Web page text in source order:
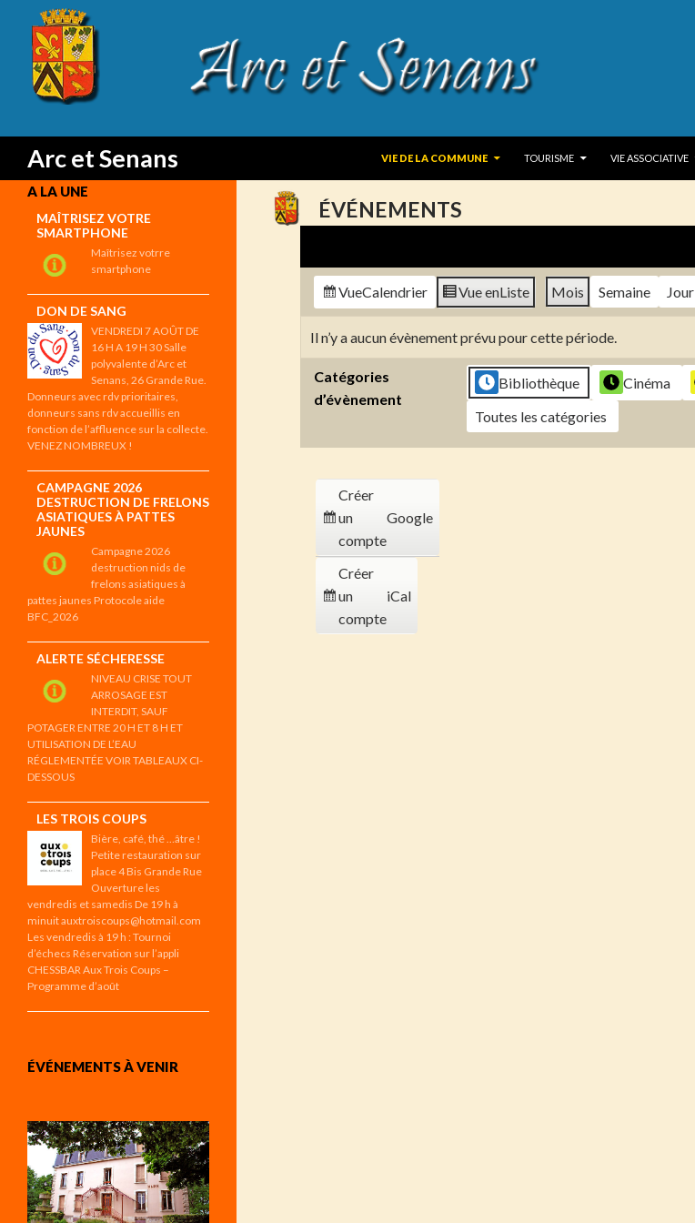
Arc et Senans
Search
VIE DE LA COMMUNE
TOURISME VIE ASSOCIATIVE
ÉVÉNEMENTS
VueCalendrier Vue enListe Mois Semaine Jour
Il n’y a aucun évènement prévu pour cette période.
Catégories
d’évènement
Bibliothèque Cinéma
Toutes les catégories
Créer
un
compte
Google
Créer
un
compte
iCal
A LA UNE
MAÎTRISEZ VOTRE
SMARTPHONE
Maîtrisez votrre
smartphone
DON DE SANG
VENDREDI 7 AOÛT DE
16 H A 19 H 30 Salle
polyvalente d’Arc et
Senans, 26 Grande Rue.
Donneurs avec rdv prioritaires,
donneurs sans rdv accueillis en
fonction de l’affluence sur la collecte.
VENEZ NOMBREUX !
CAMPAGNE 2026
DESTRUCTION DE FRELONS
ASIATIQUES À PATTES
JAUNES
Campagne 2026
destruction nids de
frelons asiatiques à
pattes jaunes Protocole aide
BFC_2026
ALERTE SÉCHERESSE
NIVEAU CRISE TOUT
ARROSAGE EST
INTERDIT, SAUF
POTAGER ENTRE 20 H ET 8 H ET
UTILISATION DE L’EAU
RÉGLEMENTÉE VOIR TABLEAUX CI-
DESSOUS
LES TROIS COUPS
Bière, café, thé …âtre !
Petite restauration sur
place 4 Bis Grande Rue
Ouverture les
vendredis et samedis De 19 h à
minuit auxtroiscoups@hotmail.com
Les vendredis à 19 h : Tournoi
d’échecs Réservation sur l’appli
CHESSBAR Aux Trois Coups –
Programme d’août
ÉVÉNEMENTS À VENIR